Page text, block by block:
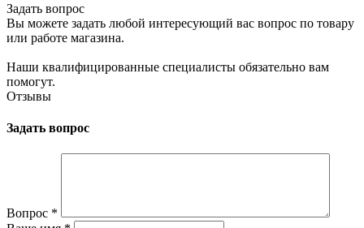
Задать вопрос
Вы можете задать любой интересующий вас вопрос по товару
или работе магазина.
Наши квалифицированные специалисты обязательно вам
помогут.
Отзывы
Задать вопрос
Вопрос *